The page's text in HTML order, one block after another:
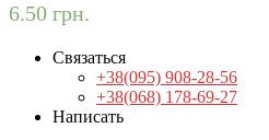
6.50 грн.
Связаться
+38(095) 908-28-56
+38(068) 178-69-27
Написать